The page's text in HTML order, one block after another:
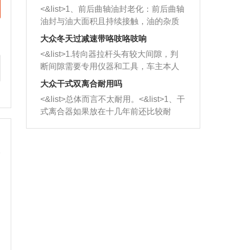
西取出来。但如果是因为积碳过多引起
的堵塞，就需要将三元催化器泡在草酸
洗剂对堵塞的情况得到解决，将清洗剂
放在燃油箱中，与燃油混合后，车辆启
动时，就可以和汽油一起进入到燃烧
室，最后形成废气排出，就可以让三元
催化器得到清洗，排气管堵塞的情况就
能够得到解决。
一圈半的练习，往右同样也要打相同的
圈数。 <&list>3、最后强调要反复练
习，这样就可以形成肌肉记忆，在真实
驾驶车辆时，不需要记忆也能打好方
向。
<&list>1、前后曲轴油封老化：前后曲轴
油封与油大面积且持续接触，油的杂质
和发动机内持续温度变化使其密封效果
逐渐减弱，导致渗油或漏油。<&list>2、
活塞间隙过大：积碳会使活塞环与缸体
的间隙扩大，导致机油流入燃烧室中，
造成烧机油。<&list>3、机油粘度。使用
机油粘度过小的话，同样会有烧机油现
象，机油粘度过小具有很好的流动性，
大众冬天过减速带咯吱咯吱响
<&list>1.转向器拉杆头有较大间隙，判
断间隙需要专用仪器和工具，车主本人
无法制作，需要将车辆送到修理厂或4s
店；<&list>2.车辆半轴套管防尘罩破
裂，破裂后会出现漏油现象，使半轴磨
损严重，磨损的半轴容易损坏，产生异
响；<&list>3.稳定器的转向胶套和球头
大众干式双离合耐用吗
<&list>总体而言不太耐用。<&list>1、干
式离合器如果放在十几年前还比较耐